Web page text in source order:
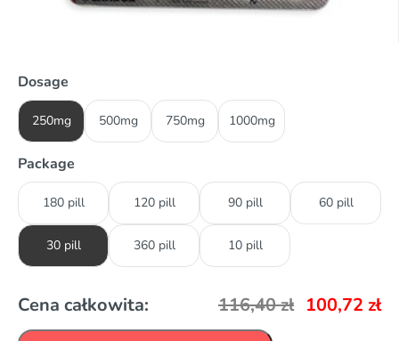
Dosage
250mg 500mg 750mg 1000mg
Package
180 pill 120 pill 90 pill 60 pill
30 pill 360 pill 10 pill
Cena całkowita: 116,40zł 100,72 zł